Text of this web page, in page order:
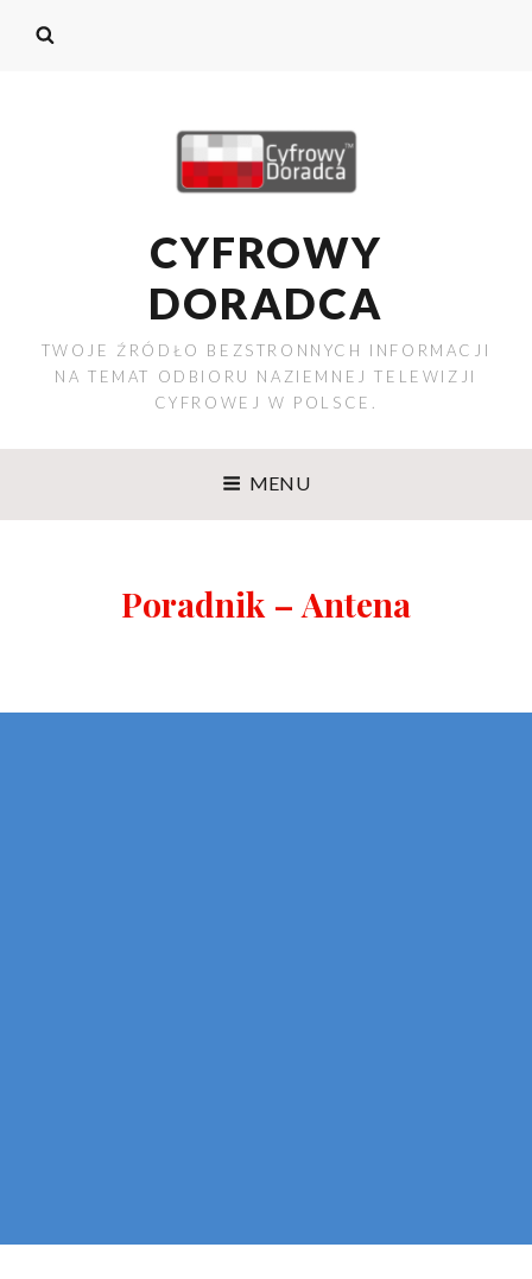
CYFROWY
DORADCA
TWOJE ŹRÓDŁO BEZSTRONNYCH INFORMACJI
NA TEMAT ODBIORU NAZIEMNEJ TELEWIZJI
CYFROWEJ W POLSCE.
MENU
Poradnik – Antena